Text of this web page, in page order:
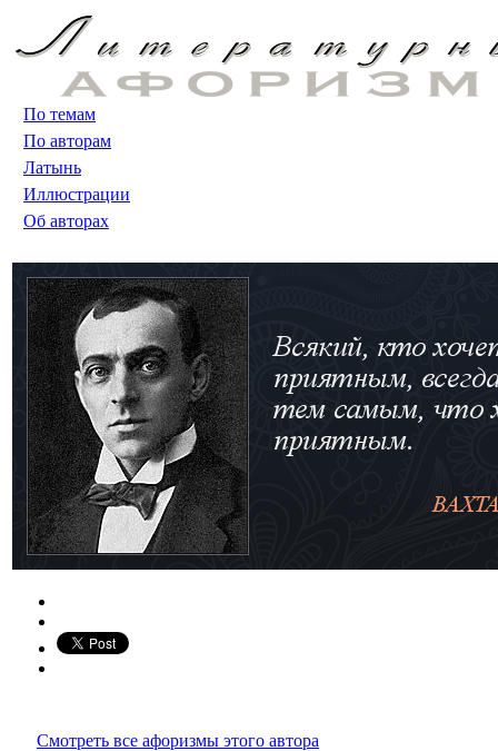
По темам
По авторам
Латынь
Иллюстрации
Об авторах
Смотреть все афоризмы этого автора